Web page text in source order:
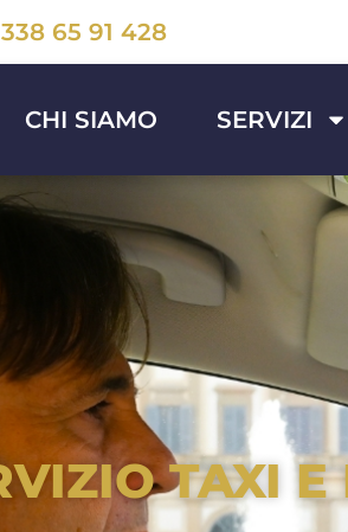
338 65 91 428
CHI SIAMO SERVIZI
TAXI E